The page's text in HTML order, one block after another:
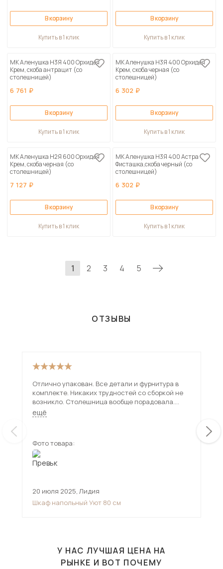
В корзину
Купить в 1 клик
В корзину
Купить в 1 клик
МК Аленушка Н3Я 400 Орхидея
Крем, скоба антрацит (со
столешницей)
6 761 ₽
В корзину
Купить в 1 клик
МК Аленушка Н3Я 400 Орхидея
Крем, скоба черная (со
столешницей)
6 302 ₽
В корзину
Купить в 1 клик
МК Аленушка Н2Я 600 Орхидея
Крем, скоба черная (со
столешницей)
7 127 ₽
В корзину
Купить в 1 клик
МК Аленушка Н3Я 400 Астра
Фисташка,скоба черный (со
столешницей)
6 302 ₽
В корзину
Купить в 1 клик
1 2 3 4 5
ОТЗЫВЫ
Отлично упакован. Все детали и фурнитура в
комплекте. Никаких трудностей со сборкой не
возникло. Столешница вообще порадовала.
Толстая. Надёжная. Брали на дачу. Очень
довольна. Соотношение цена-качество на 5
ещё
Фото товара:
20 июля 2025, Лидия
Шкаф напольный Уют 80 см
У НАС ЛУЧШАЯ ЦЕНА НА
РЫНКЕ И ВОТ ПОЧЕМУ